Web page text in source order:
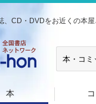
、CD・DVDをお近くの本屋
本